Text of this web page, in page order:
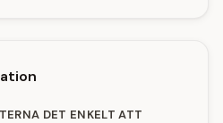
DET ENKELT ATT